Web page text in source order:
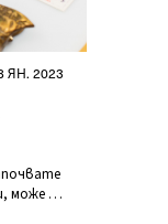
ЯН. 2023
може да